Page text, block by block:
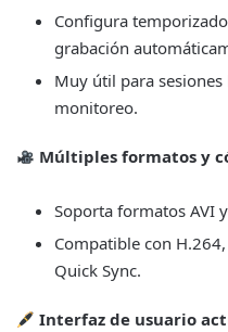
Configura
grabación
Muy útil para
monitoreo.
Múltiples formatos y
Soporta formatos AVI
Compatible con H.264,
Quick Sync.
Interfaz de usuario